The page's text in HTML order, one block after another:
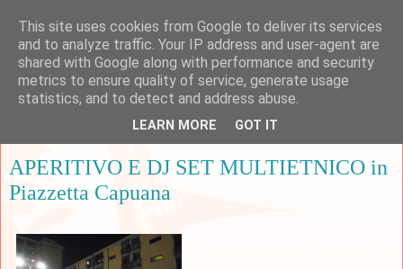
APERITIVO E DJ SET MULTIETNICO in
Piazzetta Capuana
This site uses cookies from Google to deliver its services
and to analyze traffic. Your IP address and user-agent are
shared with Google along with performance and security
metrics to ensure quality of service, generate usage
statistics, and to detect and address abuse.
LEARN MORE GOT IT